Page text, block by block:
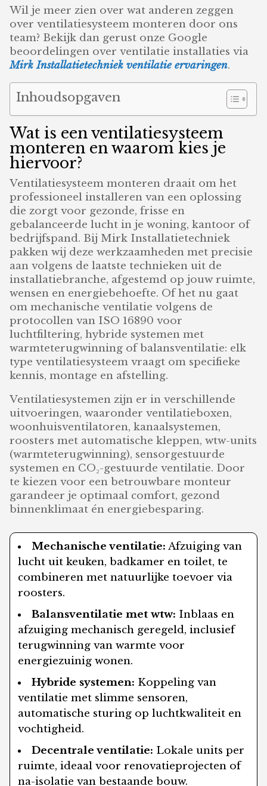
Wil je meer zien over wat anderen zeggen
over ventilatiesysteem monteren door ons
team? Bekijk dan gerust onze Google
beoordelingen over ventilatie installaties via
Mirk Installatietechniek ventilatie ervaringen.
Inhoudsopgaven
Wat is een ventilatiesysteem
monteren en waarom kies je
hiervoor?
Ventilatiesysteem monteren draait om het
professioneel installeren van een oplossing
die zorgt voor gezonde, frisse en
gebalanceerde lucht in je woning, kantoor of
bedrijfspand. Bij Mirk Installatietechniek
pakken wij deze werkzaamheden met precisie
aan volgens de laatste technieken uit de
installatiebranche, afgestemd op jouw ruimte,
wensen en energiebehoefte. Of het nu gaat
om mechanische ventilatie volgens de
protocollen van ISO 16890 voor
luchtfiltering, hybride systemen met
warmteterugwinning of balansventilatie: elk
type ventilatiesysteem vraagt om specifieke
kennis, montage en afstelling.
Ventilatiesystemen zijn er in verschillende
uitvoeringen, waaronder ventilatieboxen,
woonhuisventilatoren, kanaalsystemen,
roosters met automatische kleppen, wtw-units
(warmteterugwinning), sensorgestuurde
systemen en CO₂-gestuurde ventilatie. Door
te kiezen voor een betrouwbare monteur
garandeer je optimaal comfort, gezond
binnenklimaat én energiebesparing.
Mechanische ventilatie: Afzuiging van
lucht uit keuken, badkamer en toilet, te
combineren met natuurlijke toevoer via
roosters.
Balansventilatie met wtw: Inblaas en
afzuiging mechanisch geregeld, inclusief
terugwinning van warmte voor
energiezuinig wonen.
Hybride systemen: Koppeling van
ventilatie met slimme sensoren,
automatische sturing op luchtkwaliteit en
vochtigheid.
Decentrale ventilatie: Lokale units per
ruimte, ideaal voor renovatieprojecten of
na-isolatie van bestaande bouw.